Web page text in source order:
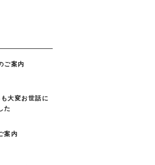
ご案内
大変お世話に
た
案内